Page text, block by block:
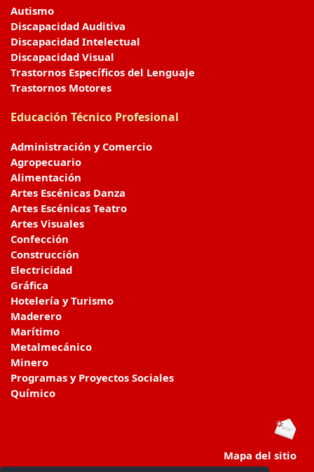
Autismo
Discapacidad Auditiva
Discapacidad Intelectual
Discapacidad Visual
Trastornos Específicos del Lenguaje
Trastornos Motores
Educación Técnico Profesional
Administración y Comercio
Agropecuario
Alimentación
Artes Escénicas Danza
Artes Escénicas Teatro
Artes Visuales
Confección
Construcción
Electricidad
Gráfica
Hotelería y Turismo
Maderero
Marítimo
Metalmecánico
Minero
Programas y Proyectos Sociales
Químico
Mapa del sitio